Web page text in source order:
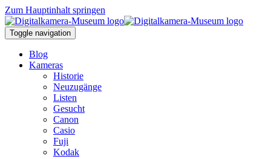
Zum Hauptinhalt springen
Toggle navigation
Blog
Kameras
Historie
Neuzugänge
Listen
Gesucht
Canon
Casio
Fuji
Kodak